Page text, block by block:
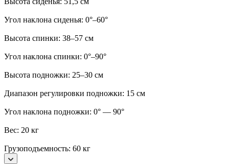
Угол наклона сиденья: 0°–60°
Высота спинки: 38–57 см
Угол наклона спинки: 0°–90°
Высота подножки: 25–30 см
Диапазон регулировки подножки: 15 см
Угол наклона подножки: 0° — 90°
Вес: 20 кг
Грузоподъемность: 60 кг